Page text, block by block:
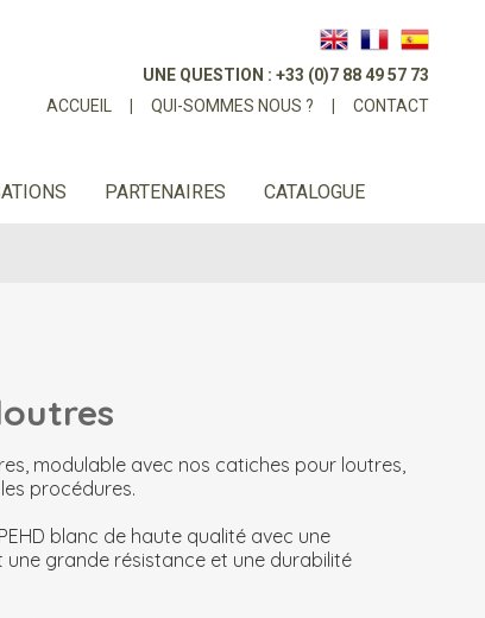
UNE QUESTION : +33 (0)7 88 49 57 73
ACCUEIL
QUI-SOMMES NOUS ? CONTACT
PARTENAIRES CATALOGUE
loutres
modulable avec nos catiches pour loutres,
procédures.
blanc de haute qualité avec une
une grande résistance et une durabilité